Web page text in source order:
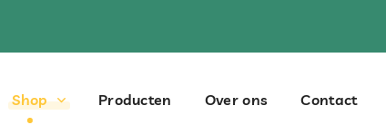
Shop Producten Over ons Contact